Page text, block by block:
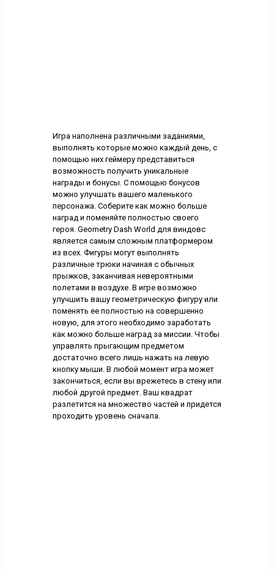
Игра наполнена различными заданиями,
выполнять которые можно каждый день, с
помощью них геймеру представиться
возможность получить уникальные
награды и бонусы. С помощью бонусов
можно улучшать вашего маленького
персонажа. Соберите как можно больше
наград и поменяйте полностью своего
героя. Geometry Dash World для виндовс
является самым сложным платформером
из всех. Фигуры могут выполнять
различные трюки начиная с обычных
прыжков, заканчивая невероятными
полетами в воздухе. В игре возможно
улучшить вашу геометрическую фигуру или
поменять ее полностью на совершенно
новую, для этого необходимо заработать
как можно больше наград за миссии. Чтобы
управлять прыгающим предметом
достаточно всего лишь нажать на левую
кнопку мыши. В любой момент игра может
закончиться, если вы врежетесь в стену или
любой другой предмет. Ваш квадрат
разлетится на множество частей и придется
проходить уровень сначала.